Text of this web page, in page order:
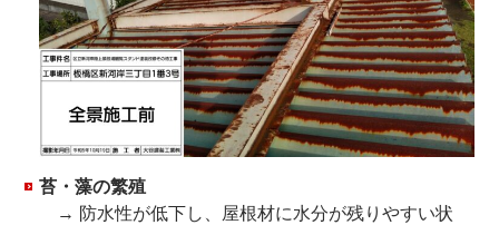
苔・藻の繁殖
→ 防水性が低下し、屋根材に水分が残りやすい状